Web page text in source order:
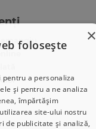
×
folosește
pentru a personaliza
și pentru a ne analiza
împărtășim
site-ului nostru
de publicitate și analiză,